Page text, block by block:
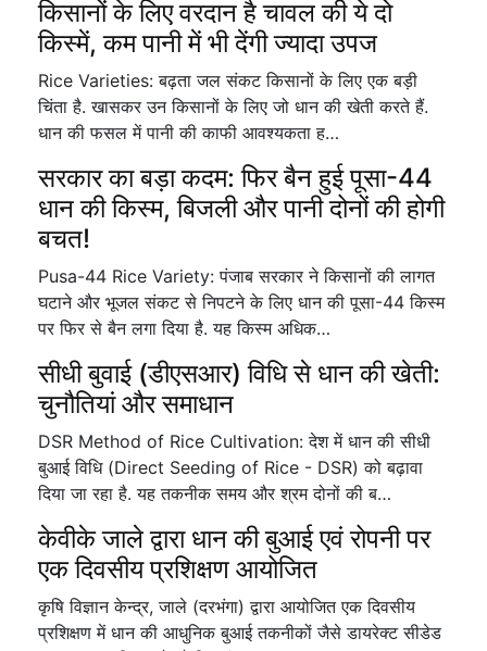
किसानों के लिए वरदान है चावल की ये दो
किस्में, कम पानी में भी देंगी ज्यादा उपज
Rice Varieties: बढ़ता जल संकट किसानों के लिए एक बड़ी
चिंता है. खासकर उन किसानों के लिए जो धान की खेती करते हैं.
धान की फसल में पानी की काफी आवश्यकता ह…
सरकार का बड़ा कदम: फिर बैन हुई पूसा-44
धान की किस्म, बिजली और पानी दोनों की होगी
बचत!
Pusa-44 Rice Variety: पंजाब सरकार ने किसानों की लागत
घटाने और भूजल संकट से निपटने के लिए धान की पूसा-44 किस्म
पर फिर से बैन लगा दिया है. यह किस्म अधिक…
सीधी बुवाई (डीएसआर) विधि से धान की खेती:
चुनौतियां और समाधान
DSR Method of Rice Cultivation: देश में धान की सीधी
बुआई विधि (Direct Seeding of Rice - DSR) को बढ़ावा
दिया जा रहा है. यह तकनीक समय और श्रम दोनों की ब…
केवीके जाले द्वारा धान की बुआई एवं रोपनी पर
एक दिवसीय प्रशिक्षण आयोजित
कृषि विज्ञान केन्द्र, जाले (दरभंगा) द्वारा आयोजित एक दिवसीय
प्रशिक्षण में धान की आधुनिक बुआई तकनीकों जैसे डायरेक्ट सीडेड